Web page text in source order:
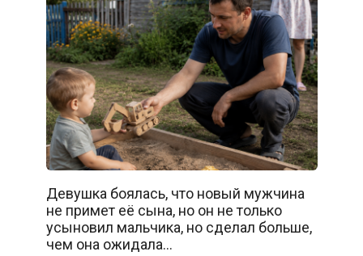
Девушка боялась, что новый мужчина
не примет её сына, но он не только
усыновил мальчика, но сделал больше,
чем она ожидала…